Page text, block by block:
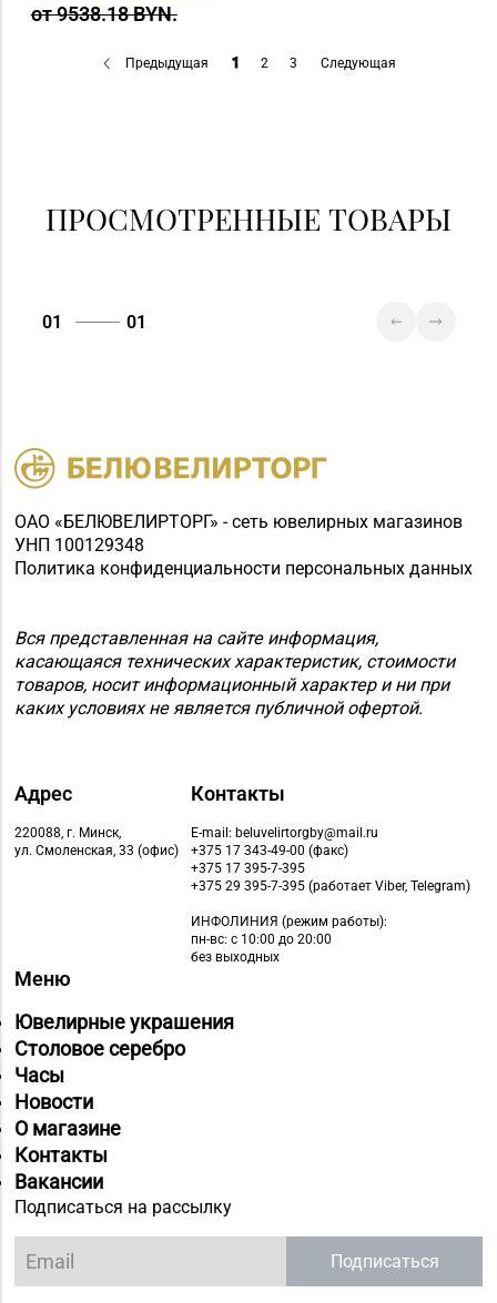
от 9538.18 BYN.
Предыдущая 1 2 3 Следующая
ПРОСМОТРЕННЫЕ ТОВАРЫ
01 01
ОАО «БЕЛЮВЕЛИРТОРГ» - сеть ювелирных магазинов
УНП 100129348
Политика конфиденциальности персональных данных
Вся представленная на сайте информация,
касающаяся технических характеристик, стоимости
товаров, носит информационный характер и ни при
каких условиях не является публичной офертой.
Адрес
220088, г. Минск,
ул. Смоленская, 33 (офис)
Контакты
E-mail: beluvelirtorgby@mail.ru
+375 17 343-49-00 (факс)
+375 17 395-7-395
+375 29 395-7-395 (работает Viber, Telegram)
ИНФОЛИНИЯ (режим работы):
пн-вс: с 10:00 до 20:00
без выходных
Меню
Ювелирные украшения
Столовое серебро
Часы
Новости
О магазине
Контакты
Вакансии
Подписаться на рассылку
Подписаться